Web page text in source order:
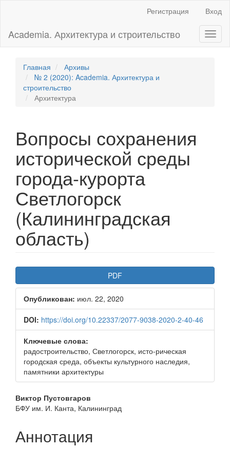
Основное
содержимое
панель
Регистрация Вход
Academia. Архитектура и строительство
Главная
Архивы
№ 2 (2020): Academia. Архитектура и
строительство
Архитектура
Вопросы сохранения
исторической среды
города-курорта
Светлогорск
(Калининградская
область)
Боковая
панель
статьи
PDF
Опубликован: июл. 22, 2020
DOI: https://doi.org/10.22337/2077-9038-2020-2-40-46
Ключевые слова:
радостроительство, Светлогорск, исто-рическая
городская среда, объекты культурного наследия,
памятники архитектуры
Основное
содержимое
статьи
Виктор Пустовгаров
БФУ им. И. Канта, Калининград
Аннотация